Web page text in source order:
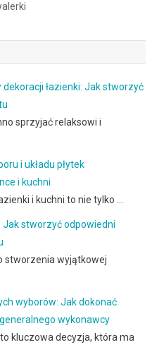
łazienki: Jak stworzyć
sprzyjać relaksowi i
i układu płytek
i kuchni
i kuchni to nie tylko …
stworzyć odpowiedni
stworzenia wyjątkowej
wyborów: Jak dokonać
wykonawcy
kluczowa decyzja, która ma